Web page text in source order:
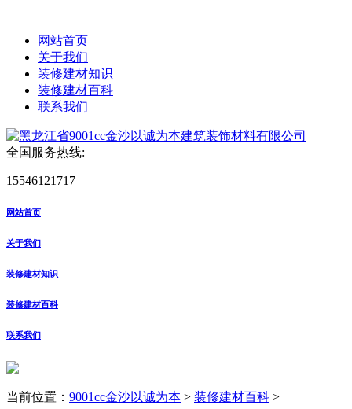
网站首页
关于我们
装修建材知识
装修建材百科
联系我们
全国服务热线:
15546121717
网站首页
关于我们
装修建材知识
装修建材百科
联系我们
当前位置： 9001cc金沙以诚为本 > 装修建材百科 >